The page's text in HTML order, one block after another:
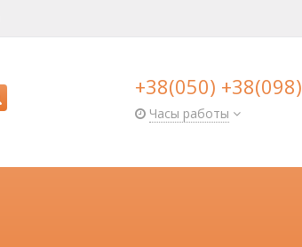
+38(050) +38(098)
Часы работы